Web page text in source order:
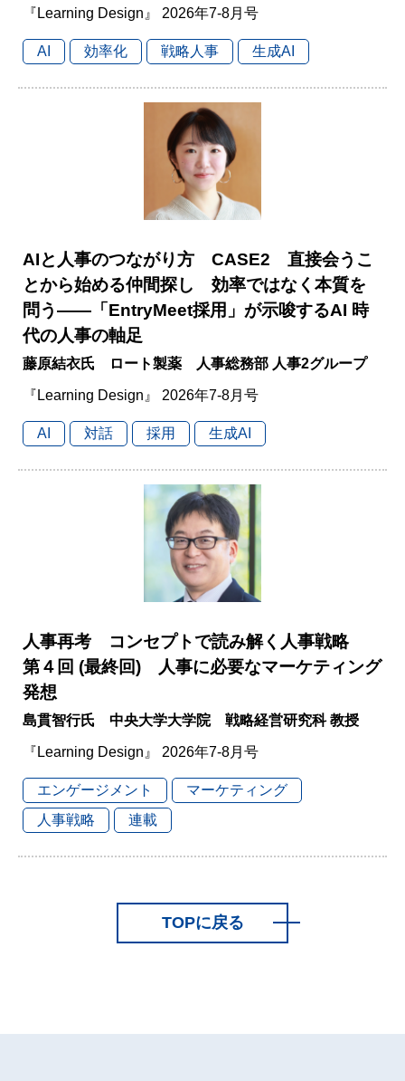
『Learning Design』 2026年7-8月号
AI 効率化 戦略人事 生成AI
AIと人事のつながり方 CASE2 直接会うこ
とから始める仲間探し 効率ではなく本質を
問う――「EntryMeet採用」が示唆するAI 時
代の人事の軸足
藤原結衣氏 ロート製薬 人事総務部 人事2グループ
『Learning Design』 2026年7-8月号
AI 対話 採用 生成AI
人事再考 コンセプトで読み解く人事戦略
第４回 (最終回) 人事に必要なマーケティング
発想
島貫智行氏 中央大学大学院 戦略経営研究科 教授
『Learning Design』 2026年7-8月号
エンゲージメント
マーケティング
人事戦略
連載
TOPに戻る